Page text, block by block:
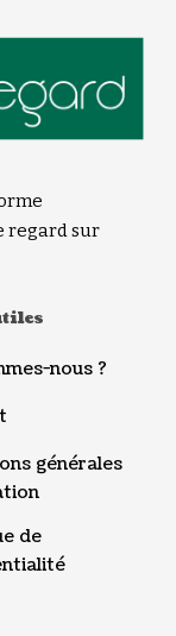
regard sur
nous ?
générales
de